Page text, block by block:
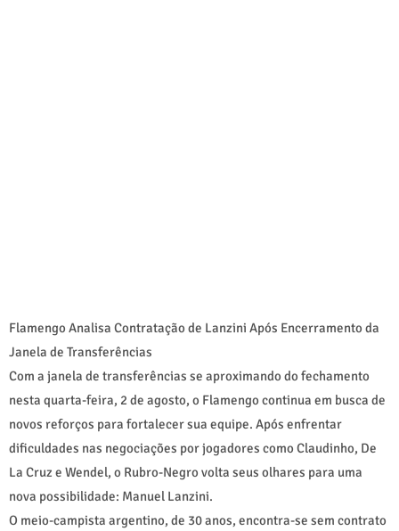
Flamengo Analisa Contratação de Lanzini Após Encerramento da
Janela de Transferências
Com a janela de transferências se aproximando do fechamento
nesta quarta-feira, 2 de agosto, o Flamengo continua em busca de
novos reforços para fortalecer sua equipe. Após enfrentar
dificuldades nas negociações por jogadores como Claudinho, De
La Cruz e Wendel, o Rubro-Negro volta seus olhares para uma
nova possibilidade: Manuel Lanzini.
O meio-campista argentino, de 30 anos, encontra-se sem contrato